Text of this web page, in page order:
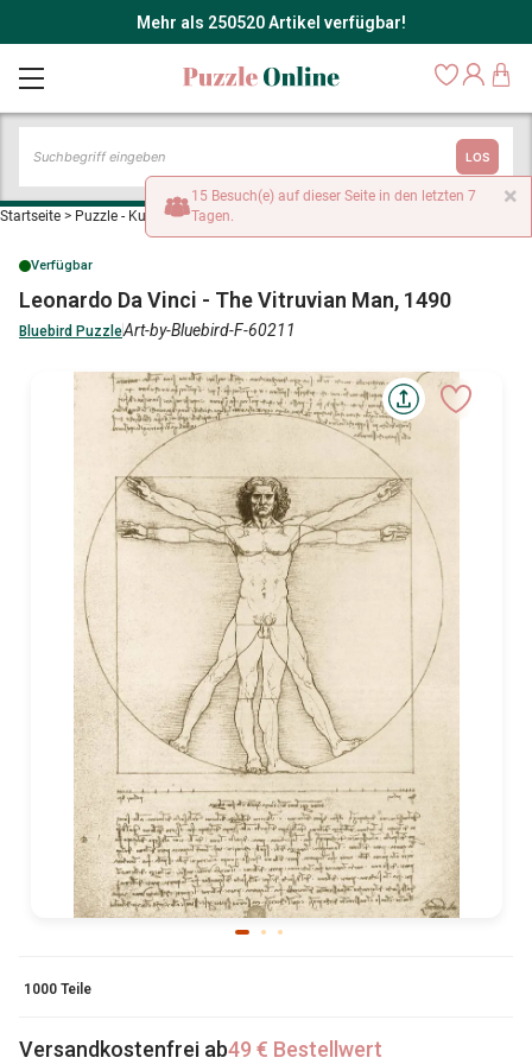
Mehr als 250520 Artikel verfügbar!
LOS
Startseite > Puzzle - Kunst >Leonardo Da Vinci - The Vitruvian Man, 1490
Verfügbar
Leonardo Da Vinci - The Vitruvian Man, 1490
Bluebird PuzzleArt-by-Bluebird-F-60211
1000 Teile
Versandkostenfrei ab49 € Bestellwert
×
15 Besuch(e) auf dieser Seite in den letzten 7
Tagen.